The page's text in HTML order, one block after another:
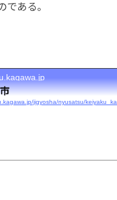
である。
jigyosha/nyusatsu/